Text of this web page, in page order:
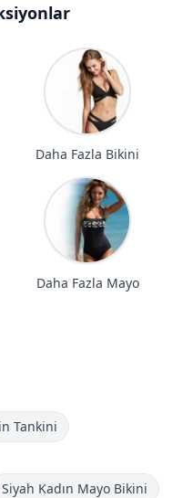
Daha Fazla Bikini
Daha Fazla Mayo
Tankini
Siyah Kadın Mayo Bikini